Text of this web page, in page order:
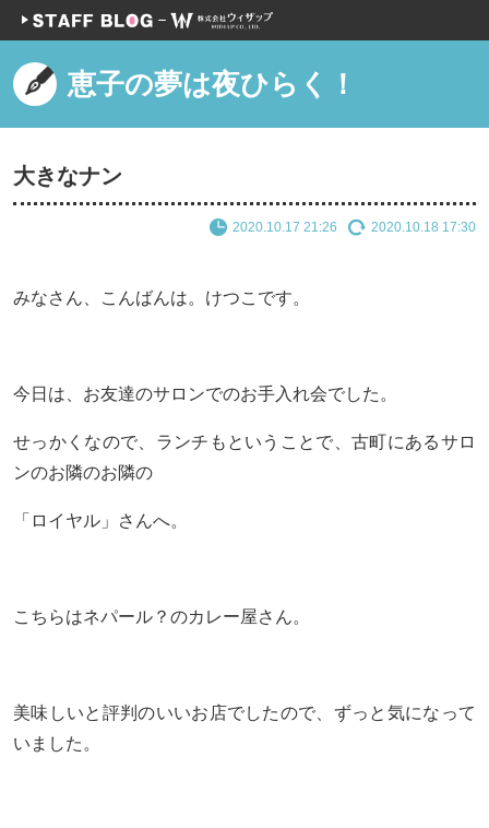
恵子の夢は夜ひらく！
大きなナン
2020.10.17 21:26 2020.10.18 17:30
みなさん、こんばんは。けつこです。
今日は、お友達のサロンでのお手入れ会でした。
せっかくなので、ランチもということで、古町にあるサロ
ンのお隣のお隣の
「ロイヤル」さんへ。
こちらはネパール？のカレー屋さん。
美味しいと評判のいいお店でしたので、ずっと気になって
いました。